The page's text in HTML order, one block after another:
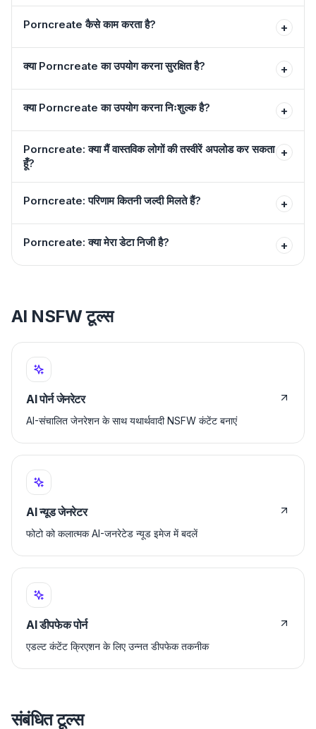
Porncreate कैसे काम करता है? +
क्या Porncreate का उपयोग करना सुरक्षित है? +
क्या Porncreate का उपयोग करना निःशुल्क है? +
Porncreate: क्या मैं वास्तविक लोगों की तस्वीरें अपलोड कर सकता
हूँ?
+
Porncreate: परिणाम कितनी जल्दी मिलते हैं? +
Porncreate: क्या मेरा डेटा निजी है? +
AI NSFW टूल्स
AI पोर्न जेनरेटर
AI-संचालित जेनरेशन के साथ यथार्थवादी NSFW कंटेंट बनाएं
AI न्यूड जेनरेटर
फोटो को कलात्मक AI-जनरेटेड न्यूड इमेज में बदलें
AI डीपफेक पोर्न
एडल्ट कंटेंट क्रिएशन के लिए उन्नत डीपफेक तकनीक
संबंधित टूल्स